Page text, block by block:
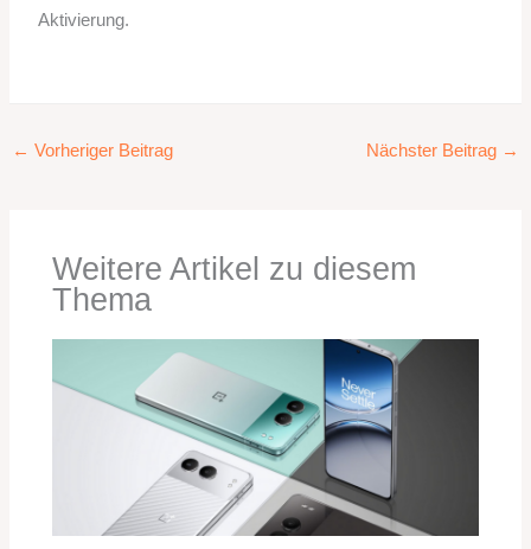
Aktivierung.
← Vorheriger Beitrag Nächster Beitrag →
Weitere Artikel zu diesem
Thema